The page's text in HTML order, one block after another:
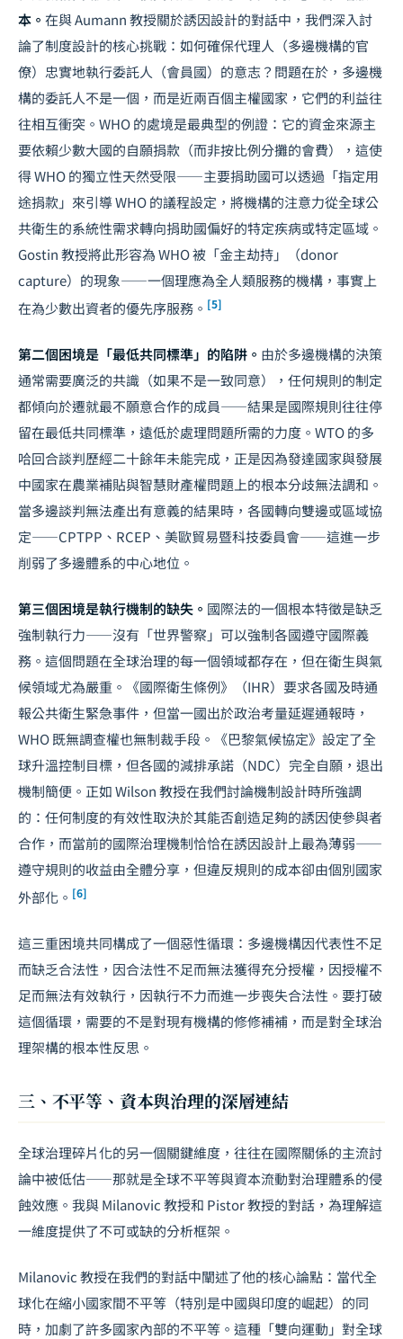
本。 在與 Aumann 教授關於誘因設計的對話中，我們深入討
論了制度設計的核心挑戰：如何確保代理人（多邊機構的官
僚）忠實地執行委託人（會員國）的意志？問題在於，多邊機
構的委託人不是一個，而是近兩百個主權國家，它們的利益往
往相互衝突。WHO 的處境是最典型的例證：它的資金來源主
要依賴少數大國的自願捐款（而非按比例分攤的會費），這使
得 WHO 的獨立性天然受限——主要捐助國可以透過「指定用
途捐款」來引導 WHO 的議程設定，將機構的注意力從全球公
共衛生的系統性需求轉向捐助國偏好的特定疾病或特定區域。
Gostin 教授將此形容為 WHO 被「金主劫持」（donor
capture）的現象——一個理應為全人類服務的機構，事實上
在為少數出資者的優先序服務。 [5]
第二個困境是「最低共同標準」的陷阱。 由於多邊機構的決策
通常需要廣泛的共識（如果不是一致同意），任何規則的制定
都傾向於遷就最不願意合作的成員——結果是國際規則往往停
留在最低共同標準，遠低於處理問題所需的力度。WTO 的多
哈回合談判歷經二十餘年未能完成，正是因為發達國家與發展
中國家在農業補貼與智慧財產權問題上的根本分歧無法調和。
當多邊談判無法產出有意義的結果時，各國轉向雙邊或區域協
定——CPTPP、RCEP、美歐貿易暨科技委員會——這進一步
削弱了多邊體系的中心地位。
第三個困境是執行機制的缺失。 國際法的一個根本特徵是缺乏
強制執行力——沒有「世界警察」可以強制各國遵守國際義
務。這個問題在全球治理的每一個領域都存在，但在衛生與氣
候領域尤為嚴重。《國際衛生條例》（IHR）要求各國及時通
報公共衛生緊急事件，但當一國出於政治考量延遲通報時，
WHO 既無調查權也無制裁手段。《巴黎氣候協定》設定了全
球升溫控制目標，但各國的減排承諾（NDC）完全自願，退出
機制簡便。正如 Wilson 教授在我們討論機制設計時所強調
的：任何制度的有效性取決於其能否創造足夠的誘因使參與者
合作，而當前的國際治理機制恰恰在誘因設計上最為薄弱——
遵守規則的收益由全體分享，但違反規則的成本卻由個別國家
外部化。 [6]
這三重困境共同構成了一個惡性循環：多邊機構因代表性不足
而缺乏合法性，因合法性不足而無法獲得充分授權，因授權不
足而無法有效執行，因執行不力而進一步喪失合法性。要打破
這個循環，需要的不是對現有機構的修修補補，而是對全球治
理架構的根本性反思。
三、不平等、資本與治理的深層連結
全球治理碎片化的另一個關鍵維度，往往在國際關係的主流討
論中被低估——那就是全球不平等與資本流動對治理體系的侵
蝕效應。我與 Milanovic 教授和 Pistor 教授的對話，為理解這
一維度提供了不可或缺的分析框架。
Milanovic 教授在我們的對話中闡述了他的核心論點：當代全
球化在縮小國家間不平等（特別是中國與印度的崛起）的同
時，加劇了許多國家內部的不平等。這種「雙向運動」對全球